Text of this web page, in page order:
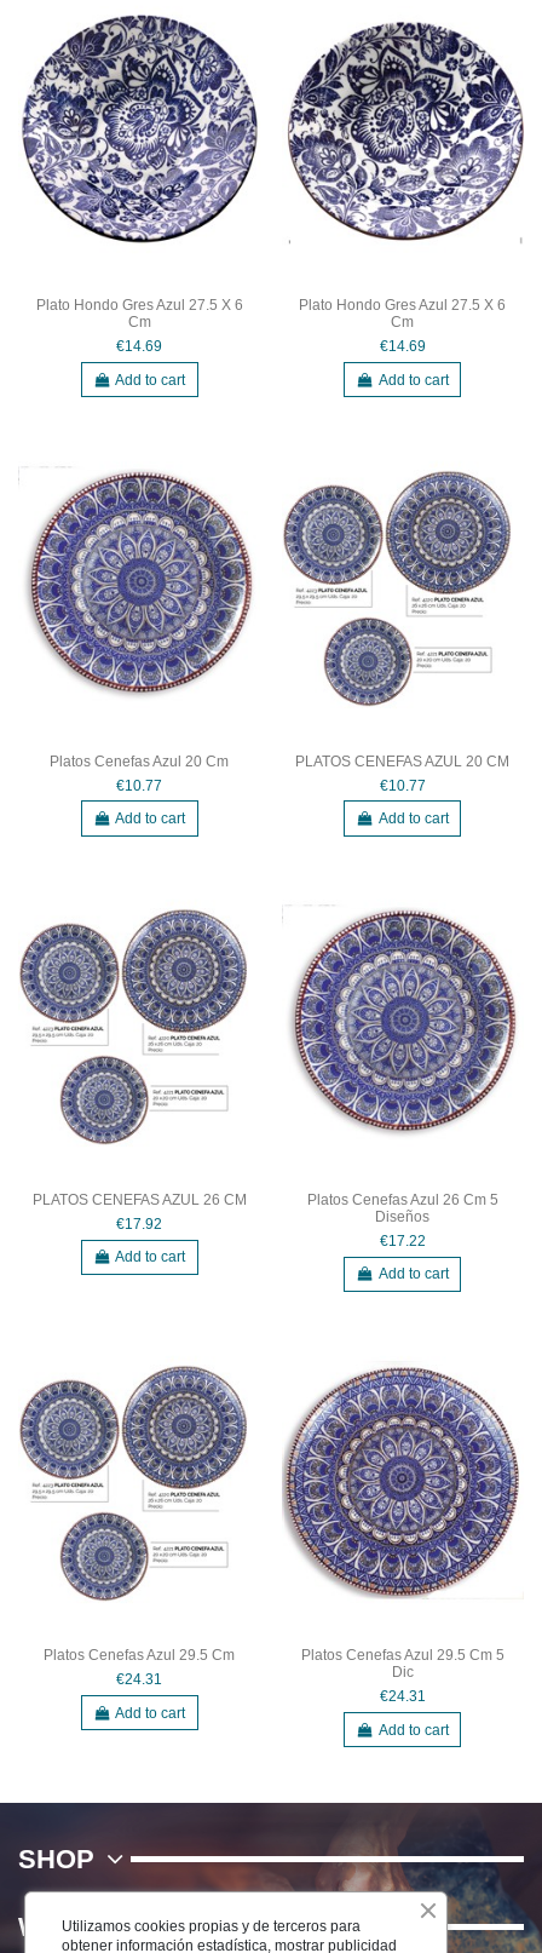
Plato Hondo Gres Azul 27.5 X 6
Cm
€14.69
Add to cart
Plato Hondo Gres Azul 27.5 X 6
Cm
€14.69
Add to cart
Platos Cenefas Azul 20 Cm
€10.77
Add to cart
PLATOS CENEFAS AZUL 20 CM
€10.77
Add to cart
PLATOS CENEFAS AZUL 26 CM
€17.92
Add to cart
Platos Cenefas Azul 26 Cm 5
Diseños
€17.22
Add to cart
Platos Cenefas Azul 29.5 Cm
€24.31
Add to cart
Platos Cenefas Azul 29.5 Cm 5
Dic
€24.31
Add to cart
SHOP
WE
Utilizamos cookies propias y de terceros para
obtener información estadística, mostrar publicidad